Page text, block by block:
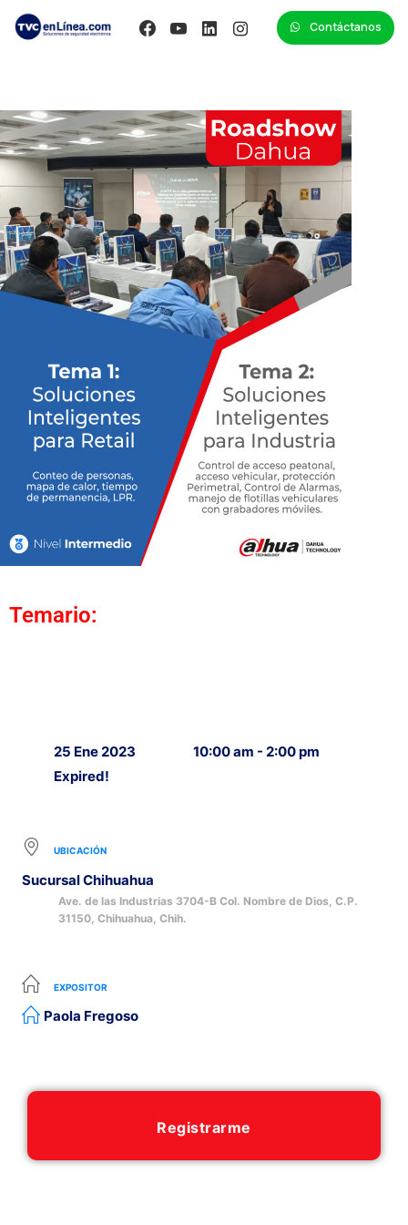
Contáctanos
Temario:
25 Ene 2023
Expired!
10:00 am - 2:00 pm
UBICACIÓN
Sucursal Chihuahua
Ave. de las Industrias 3704-B Col. Nombre de Dios, C.P.
31150, Chihuahua, Chih.
EXPOSITOR
Paola Fregoso
Registrarme